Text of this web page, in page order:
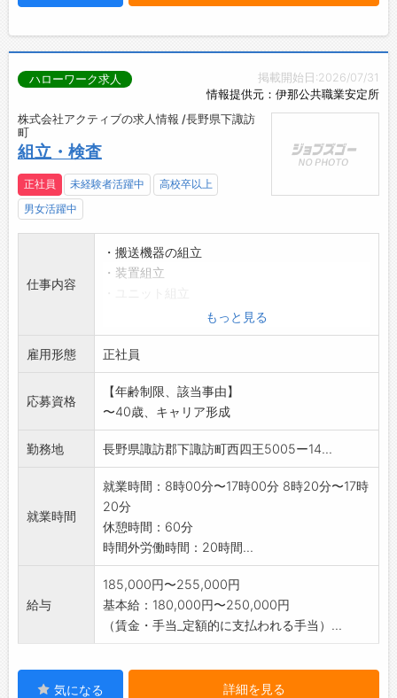
掲載開始日:2026/07/31
情報提供元：伊那公共職業安定所
ハローワーク求人
株式会社アクティブの求人情報 /長野県下諏訪
町
組立・検査
正社員 未経験者活躍中
高校卒以上
男女活躍中
仕事内容
・搬送機器の組立
・装置組立
*上記組立をお願いいたします。
業務の変更範囲:変更なし
もっと見る
雇用形態 正社員
応募資格
【年齢制限、該当事由】
〜40歳、キャリア形成
勤務地 長野県諏訪郡下諏訪町西四王5005ー14...
就業時間
就業時間：8時00分〜17時00分 8時20分〜17時
20分
休憩時間：60分
時間外労働時間：20時間...
給与
185,000円〜255,000円
基本給：180,000円〜250,000円
（賃金・手当_定額的に支払われる手当）...
気になる 詳細を見る